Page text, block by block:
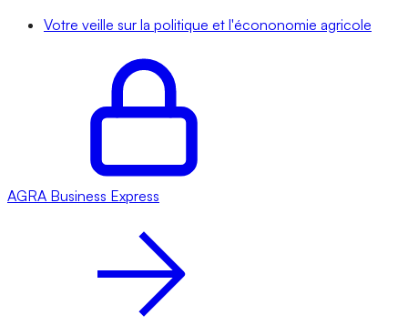
Votre veille sur la politique et l'écononomie agricole
AGRA Business Express